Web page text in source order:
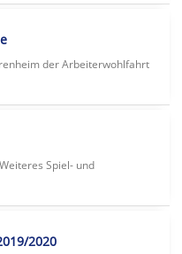
der Arbeiterwohlfahrt
Spiel- und
2020